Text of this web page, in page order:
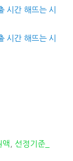
시간 해뜨는 시
시간 해뜨는 시
액
선정기준_